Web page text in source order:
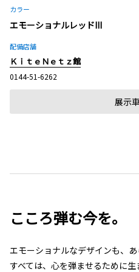
カラー
エモーショナルレッドIII
配備店舗
ＫｉｔｅＮｅｔｚ館
0144-51-6262
展示
こころ弾む今を。
エモーショナルなデザインも、
すべては、心を弾ませるために生